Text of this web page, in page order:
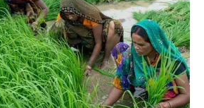
सुस्ती के संकेत: 72% परिवारों की आय